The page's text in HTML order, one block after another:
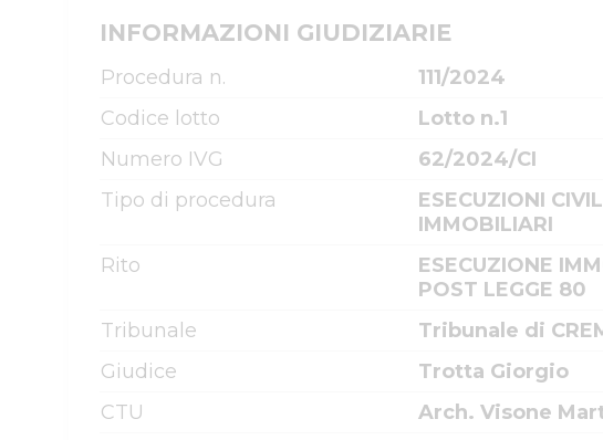
INFORMAZIONI GIUDIZIARIE
Procedura n.
111/2024
Codice lotto
Lotto n.1
Numero IVG
62/2024/CI
Tipo di procedura
ESECUZIONI
IMMOBILIARI
Rito
ESECUZIONE
POST LEGGE 80
Tribunale
Tribunale di
Giudice
Trotta Giorgio
CTU
Arch. Visone